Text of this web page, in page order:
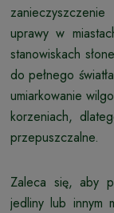
uprawy w
stanowiskach
do pełnego
umiarkowanie
korzeniach,
przepuszczalne.
Zaleca się, aby
jedliny lub innym